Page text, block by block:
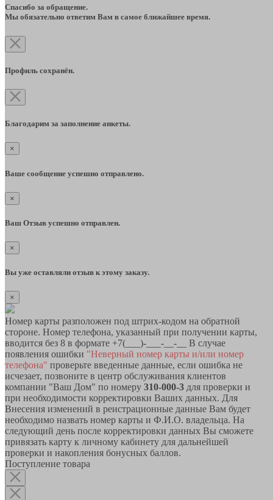
Спасибо за обращение.
Мы обязательно ответим Вам в самое ближайшее время.
Профиль сохранён.
Благодарим за заполнение анкеты.
×
Ваше сообщение успешно отправлено.
×
Ваш Отзыв успешно отправлен.
×
Вы уже оставляли отзыв к этому заказу.
×
Номер карты разположен под штрих-кодом на обратной
стороне. Номер телефона, указанный при получении карты,
вводится без 8 в формате +7(___)-___-__-__ В случае
появления ошибки "Неверный номер карты и/или номер
телефона" проверьте введенные данные, если ошибка не
исчезает, позвоните в центр обслуживания клиентов
компании "Ваш Дом" по номеру 310-000-3 для проверки и
при необходимости корректировки Ваших данных. Для
Внесения изменений в реистрационные данные Вам будет
необходимо назвать номер карты и Ф.И.О. владельца. На
следующий день после корректировки данных Вы сможете
привязать карту к личному кабинету для дальнейшей
проверки и накопления бонусных баллов.
Поступление товара